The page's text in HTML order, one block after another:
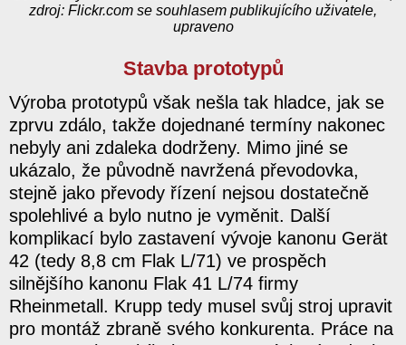
zdroj: Flickr.com se souhlasem publikujícího uživatele,
upraveno
Stavba prototypů
Výroba prototypů však nešla tak hladce, jak se
zprvu zdálo, takže dojednané termíny nakonec
nebyly ani zdaleka dodrženy. Mimo jiné se
ukázalo, že původně navržená převodovka,
stejně jako převody řízení nejsou dostatečně
spolehlivé a bylo nutno je vyměnit. Další
komplikací bylo zastavení vývoje kanonu Gerät
42 (tedy 8,8 cm Flak L/71) ve prospěch
silnějšího kanonu Flak 41 L/74 firmy
Rheinmetall. Krupp tedy musel svůj stroj upravit
pro montáž zbraně svého konkurenta. Práce na